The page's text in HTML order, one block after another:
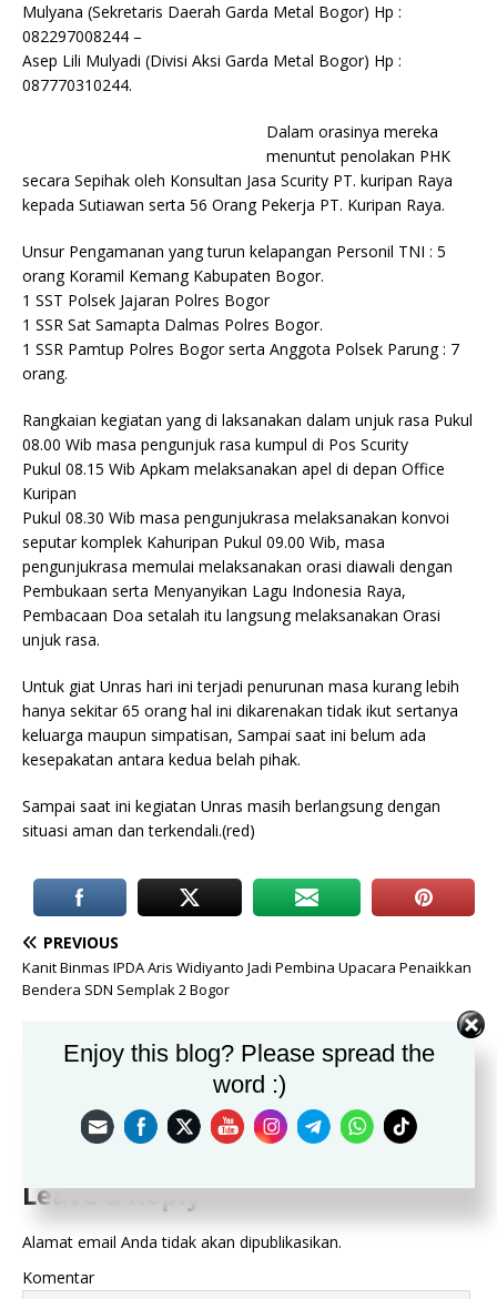
Mulyana (Sekretaris Daerah Garda Metal Bogor) Hp :
082297008244 –
Asep Lili Mulyadi (Divisi Aksi Garda Metal Bogor) Hp :
087770310244.
Dalam orasinya mereka
menuntut penolakan PHK
secara Sepihak oleh Konsultan Jasa Scurity PT. kuripan Raya
kepada Sutiawan serta 56 Orang Pekerja PT. Kuripan Raya.
Unsur Pengamanan yang turun kelapangan Personil TNI : 5
orang Koramil Kemang Kabupaten Bogor.
1 SST Polsek Jajaran Polres Bogor
1 SSR Sat Samapta Dalmas Polres Bogor.
1 SSR Pamtup Polres Bogor serta Anggota Polsek Parung : 7
orang.
Rangkaian kegiatan yang di laksanakan dalam unjuk rasa Pukul
08.00 Wib masa pengunjuk rasa kumpul di Pos Scurity
Pukul 08.15 Wib Apkam melaksanakan apel di depan Office
Kuripan
Pukul 08.30 Wib masa pengunjukrasa melaksanakan konvoi
seputar komplek Kahuripan Pukul 09.00 Wib, masa
pengunjukrasa memulai melaksanakan orasi diawali dengan
Pembukaan serta Menyanyikan Lagu Indonesia Raya,
Pembacaan Doa setalah itu langsung melaksanakan Orasi
unjuk rasa.
Untuk giat Unras hari ini terjadi penurunan masa kurang lebih
hanya sekitar 65 orang hal ini dikarenakan tidak ikut sertanya
keluarga maupun simpatisan, Sampai saat ini belum ada
kesepakatan antara kedua belah pihak.
Sampai saat ini kegiatan Unras masih berlangsung dengan
situasi aman dan terkendali.(red)
PREVIOUS
Kanit Binmas IPDA Aris Widiyanto Jadi Pembina Upacara Penaikkan
Bendera SDN Semplak 2 Bogor
Kegiatan Kewilayahan Koramil 0621-21/Kemang
BE THE FIRST TO COMMENT
Leave a Reply
Alamat email Anda tidak akan dipublikasikan.
Komentar
Enjoy this blog? Please spread the
word :)